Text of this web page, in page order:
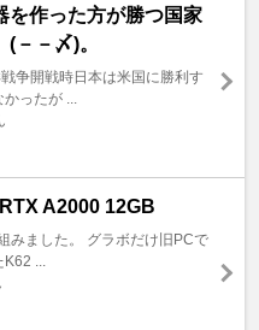
を作った方が勝つ国家
－－〆)。
争開戦時日本は米国に勝利す
ったが ...
A2000 12GB
みました。 グラボだけ旧PCで
...